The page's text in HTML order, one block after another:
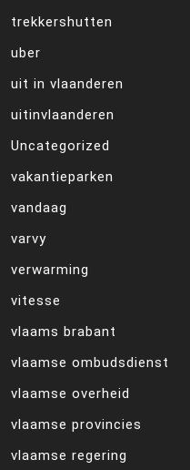
trekkershutten
uber
uit in vlaanderen
uitinvlaanderen
Uncategorized
vakantieparken
vandaag
varvy
verwarming
vitesse
vlaams brabant
vlaamse ombudsdienst
vlaamse overheid
vlaamse provincies
vlaamse regering